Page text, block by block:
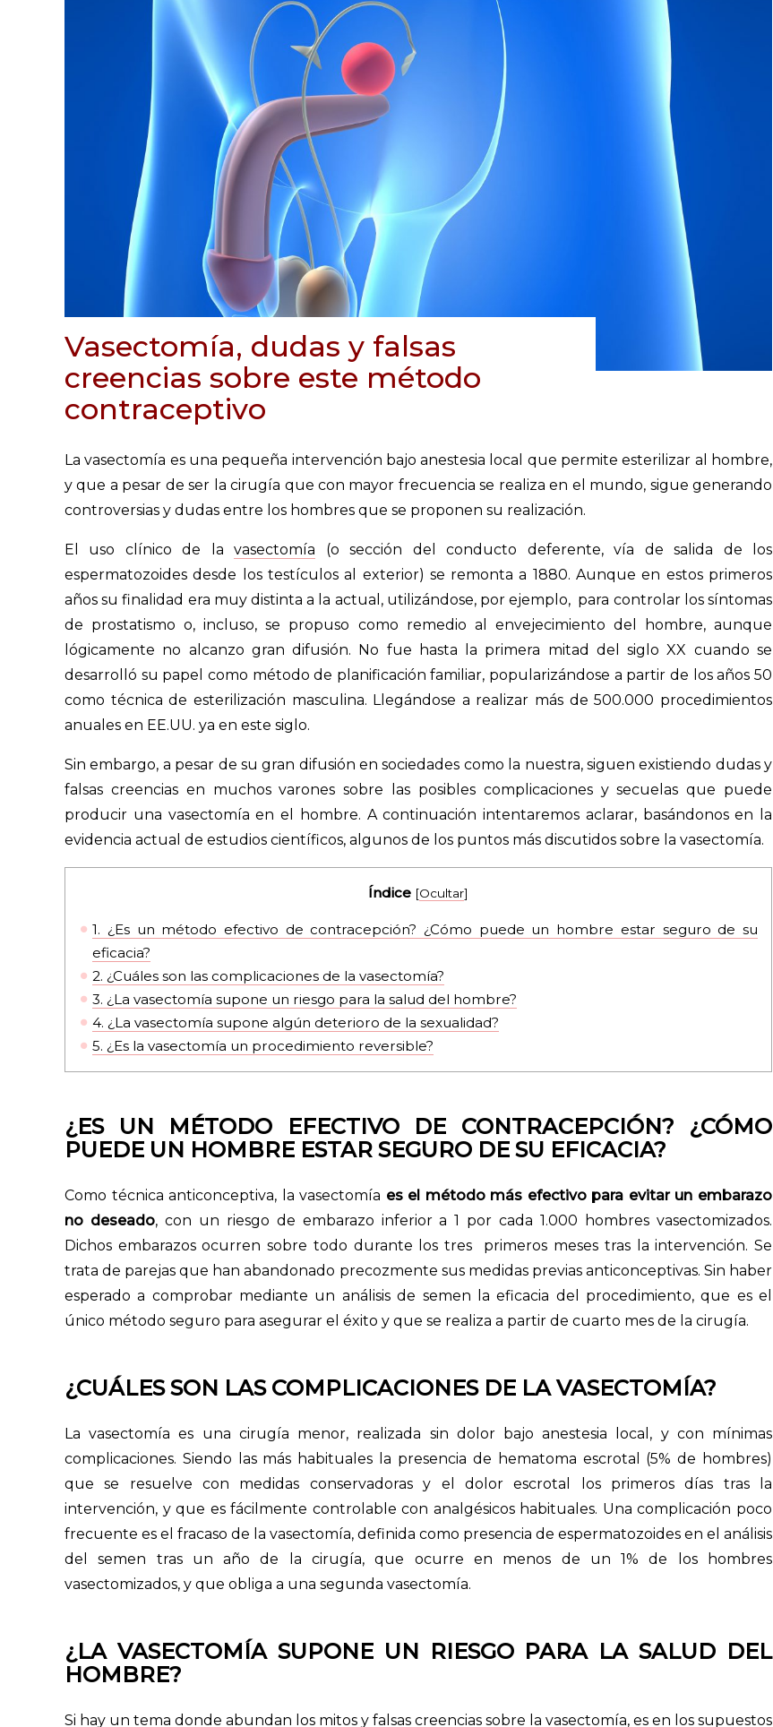
Vasectomía, dudas y falsas
creencias sobre este método
contraceptivo
La vasectomía es una pequeña intervención bajo anestesia local que permite esterilizar al hombre,
y que a pesar de ser la cirugía que con mayor frecuencia se realiza en el mundo, sigue generando
controversias y dudas entre los hombres que se proponen su realización.
El uso clínico de lavasectomía (o sección del conducto deferente, vía de salida de los
espermatozoides desde los testículos al exterior) se remonta a 1880. Aunque en estos primeros
años su finalidad era muy distinta a la actual, utilizándose, por ejemplo, para controlar los síntomas
de prostatismo o, incluso, se propuso como remedio al envejecimiento del hombre, aunque
lógicamente no alcanzo gran difusión. No fue hasta la primera mitad del siglo XX cuando se
desarrolló su papel como método de planificación familiar, popularizándose a partir de los años 50
como técnica de esterilización masculina. Llegándose a realizar más de 500.000 procedimientos
anuales en EE.UU. ya en este siglo.
Sin embargo, a pesar de su gran difusión en sociedades como la nuestra, siguen existiendo dudas y
falsas creencias en muchos varones sobre las posibles complicaciones y secuelas que puede
producir una vasectomía en el hombre. A continuación intentaremos aclarar, basándonos en la
evidencia actual de estudios científicos, algunos de los puntos más discutidos sobre la vasectomía.
Índice [Ocultar]
1. ¿Es un método efectivo de contracepción? ¿Cómo puede un hombre estar seguro de su
eficacia?
2. ¿Cuáles son las complicaciones de la vasectomía?
3. ¿La vasectomía supone un riesgo para la salud del hombre?
4. ¿La vasectomía supone algún deterioro de la sexualidad?
5. ¿Es la vasectomía un procedimiento reversible?
¿ES UN MÉTODO EFECTIVO DE CONTRACEPCIÓN? ¿CÓMO
PUEDE UN HOMBRE ESTAR SEGURO DE SU EFICACIA?
Como técnica anticonceptiva, la vasectomía es el método más efectivo para evitar un embarazo
no deseado, con un riesgo de embarazo inferior a 1 por cada 1.000 hombres vasectomizados.
Dichos embarazos ocurren sobre todo durante los tres primeros meses tras la intervención. Se
trata de parejas que han abandonado precozmente sus medidas previas anticonceptivas. Sin haber
esperado a comprobar mediante un análisis de semen la eficacia del procedimiento, que es el
único método seguro para asegurar el éxito y que se realiza a partir de cuarto mes de la cirugía.
¿CUÁLES SON LAS COMPLICACIONES DE LA VASECTOMÍA?
La vasectomía es una cirugía menor, realizada sin dolor bajo anestesia local, y con mínimas
complicaciones. Siendo las más habituales la presencia de hematoma escrotal (5% de hombres)
que se resuelve con medidas conservadoras y el dolor escrotal los primeros días tras la
intervención, y que es fácilmente controlable con analgésicos habituales. Una complicación poco
frecuente es el fracaso de la vasectomía, definida como presencia de espermatozoides en el análisis
del semen tras un año de la cirugía, que ocurre en menos de un 1% de los hombres
vasectomizados, y que obliga a una segunda vasectomía.
¿LA VASECTOMÍA SUPONE UN RIESGO PARA LA SALUD DEL
HOMBRE?
Si hay un tema donde abundan los mitos y falsas creencias sobre la vasectomía, es en los supuestos